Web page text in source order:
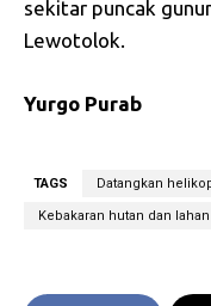
sekitar puncak
Lewotolok.
Yurgo Purab
TAGS Datangkan
Kebakaran hutan dan lahan